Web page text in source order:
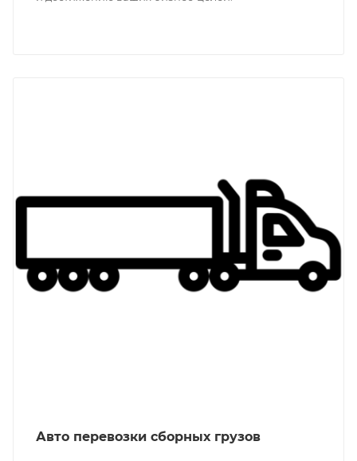
Авто перевозки сборных грузов